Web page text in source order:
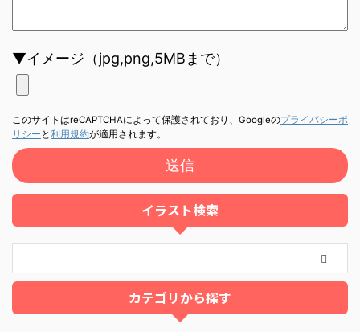
▼イメージ（jpg,png,5MBまで）
このサイトはreCAPTCHAによって保護されており、Googleのプライバシーポ
リシー と利用規約が適用されます。
イラスト検索
カテゴリから探す